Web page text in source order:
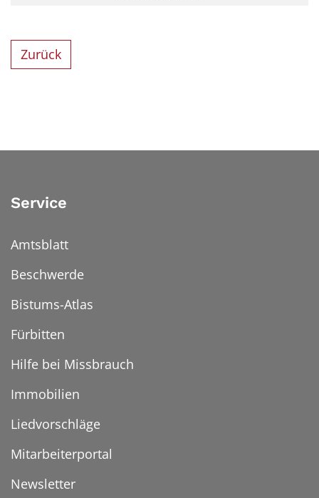
Zurück
Service
Amtsblatt
Beschwerde
Bistums-Atlas
Fürbitten
Hilfe bei Missbrauch
Immobilien
Liedvorschläge
Mitarbeiterportal
Newsletter